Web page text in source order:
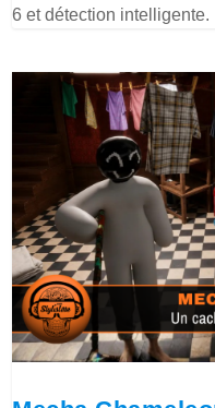
6 et détection intelligente.